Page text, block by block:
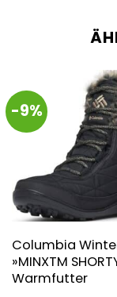
-9%
Columbia
»MINXTM
Warmfutter